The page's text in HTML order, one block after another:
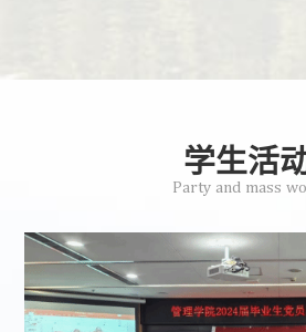
学生活
Party and mass